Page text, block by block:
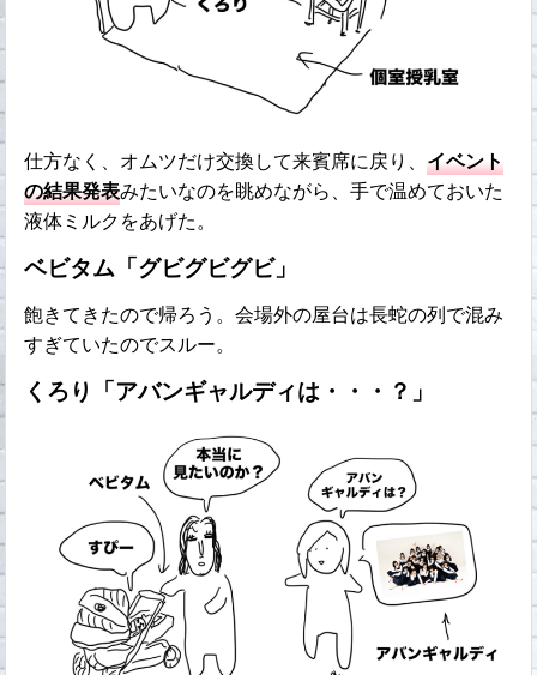
仕方なく、オムツだけ交換して来賓席に戻り、イベント
の結果発表みたいなのを眺めながら、手で温めておいた
液体ミルクをあげた。
ベビタム「グビグビグビ」
飽きてきたので帰ろう。会場外の屋台は長蛇の列で混み
すぎていたのでスルー。
くろり「アバンギャルディは・・・？」